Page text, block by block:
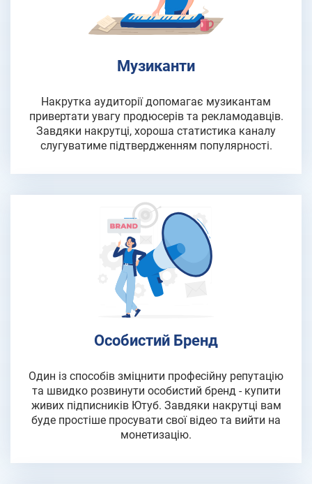
Музиканти
Накрутка аудиторії допомагає музикантам
привертати увагу продюсерів та рекламодавців.
Завдяки накрутці, хороша статистика каналу
слугуватиме підтвердженням популярності.
Особистий Бренд
Один із способів зміцнити професійну репутацію
та швидко розвинути особистий бренд - купити
живих підписників Ютуб. Завдяки накрутці вам
буде простіше просувати свої відео та вийти на
монетизацію.